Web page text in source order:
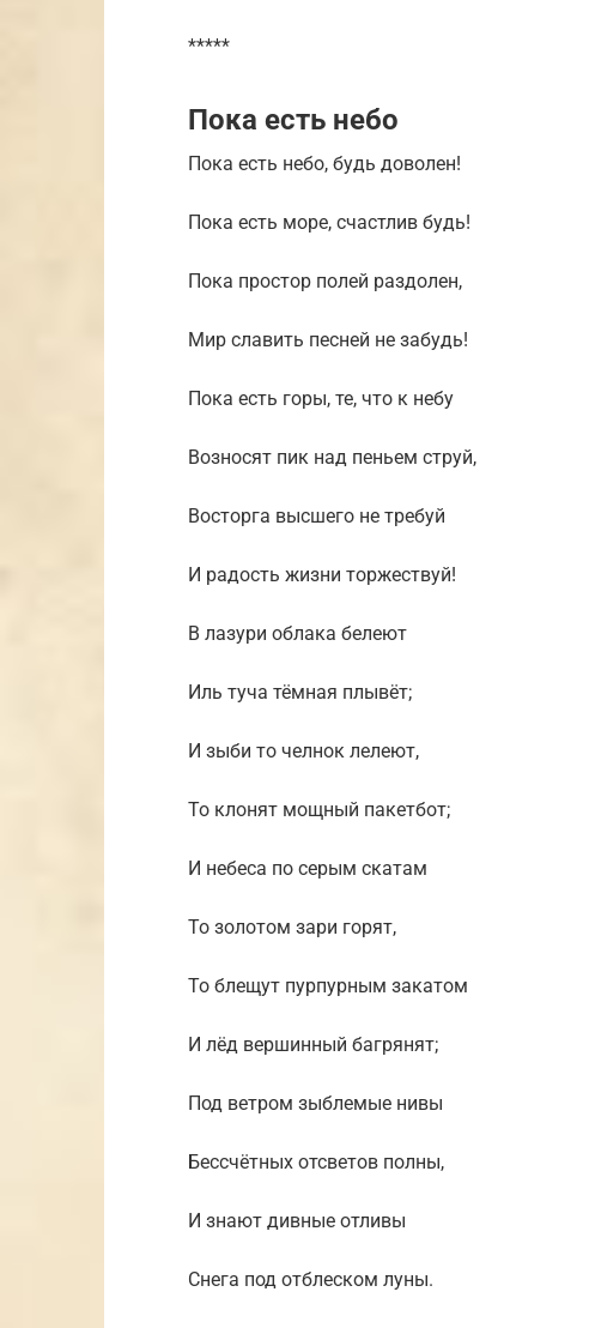
*****
Пока есть небо
Пока есть небо, будь доволен!
Пока есть море, счастлив будь!
Пока простор полей раздолен,
Мир славить песней не забудь!
Пока есть горы, те, что к небу
Возносят пик над пеньем струй,
Восторга высшего не требуй
И радость жизни торжествуй!
В лазури облака белеют
Иль туча тёмная плывёт;
И зыби то челнок лелеют,
То клонят мощный пакетбот;
И небеса по серым скатам
То золотом зари горят,
То блещут пурпурным закатом
И лёд вершинный багрянят;
Под ветром зыблемые нивы
Бессчётных отсветов полны,
И знают дивные отливы
Снега под отблеском луны.